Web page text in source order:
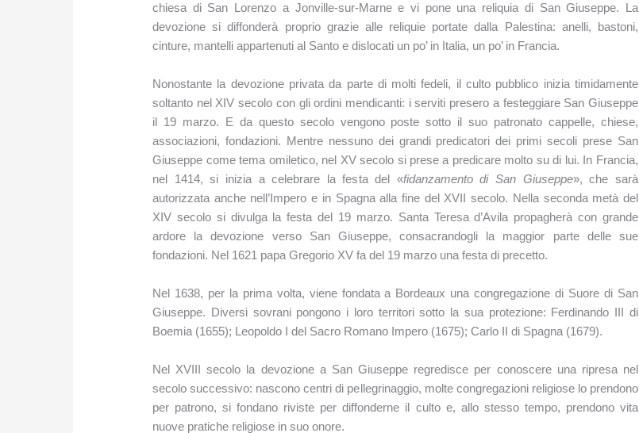
chiesa di San Lorenzo a Jonville-sur-Marne e vi pone una reliquia di San Giuseppe. La
devozione si diffonderà proprio grazie alle reliquie portate dalla Palestina: anelli, bastoni,
cinture, mantelli appartenuti al Santo e dislocati un po’ in Italia, un po’ in Francia.
Nonostante la devozione privata da parte di molti fedeli, il culto pubblico inizia timidamente
soltanto nel XIV secolo con gli ordini mendicanti: i serviti presero a festeggiare San Giuseppe
il 19 marzo. E da questo secolo vengono poste sotto il suo patronato cappelle, chiese,
associazioni, fondazioni. Mentre nessuno dei grandi predicatori dei primi secoli prese San
Giuseppe come tema omiletico, nel XV secolo si prese a predicare molto su di lui. In Francia,
nel 1414, si inizia a celebrare la festa del «fidanzamento di San Giuseppe», che sarà
autorizzata anche nell’Impero e in Spagna alla fine del XVII secolo. Nella seconda metà del
XIV secolo si divulga la festa del 19 marzo. Santa Teresa d’Avila propagherà con grande
ardore la devozione verso San Giuseppe, consacrandogli la maggior parte delle sue
fondazioni. Nel 1621 papa Gregorio XV fa del 19 marzo una festa di precetto.
Nel 1638, per la prima volta, viene fondata a Bordeaux una congregazione di Suore di San
Giuseppe. Diversi sovrani pongono i loro territori sotto la sua protezione: Ferdinando III di
Boemia (1655); Leopoldo I del Sacro Romano Impero (1675); Carlo II di Spagna (1679).
Nel XVIII secolo la devozione a San Giuseppe regredisce per conoscere una ripresa nel
secolo successivo: nascono centri di pellegrinaggio, molte congregazioni religiose lo prendono
per patrono, si fondano riviste per diffonderne il culto e, allo stesso tempo, prendono vita
nuove pratiche religiose in suo onore.